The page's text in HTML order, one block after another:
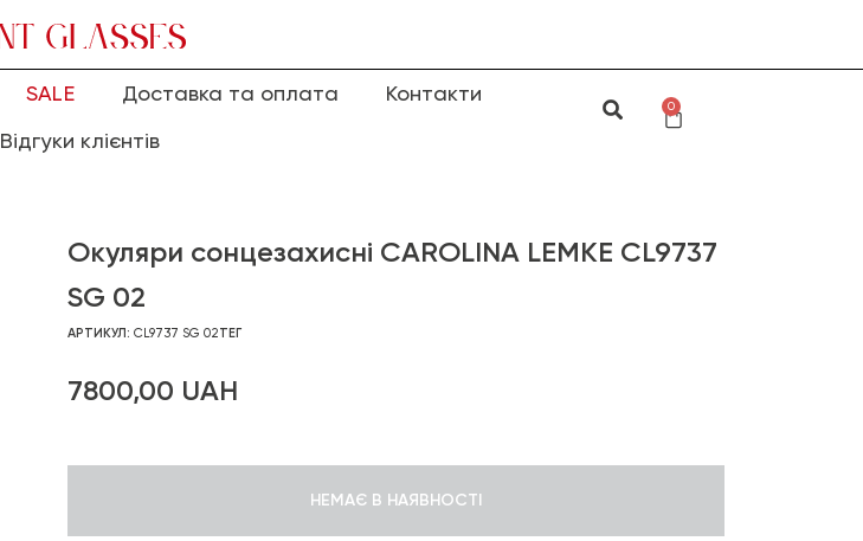
SALE Доставка та оплата
Контакти
Відгуки клієнтів
0
Окуляри сонцезахисні CAROLINA LEMKE CL9737
SG 02
АРТИКУЛ: CL9737 SG 02ТЕГ
7800,00 UAH
НЕМАЄ В НАЯВНОСТІ